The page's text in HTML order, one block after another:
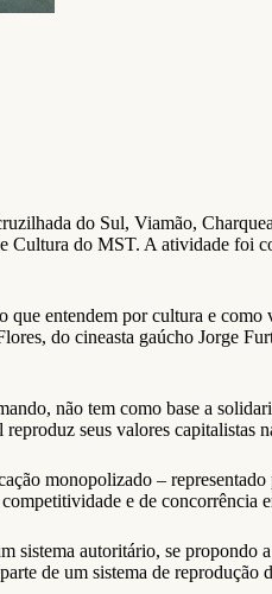
do Sul, Viamão,
do MST. A atividade foi
entendem por cultura e
do cineasta gaúcho Jorge
não tem como base a
seus valores
monopolizado –
e de concorrência
autoritário, se propondo
de um sistema de